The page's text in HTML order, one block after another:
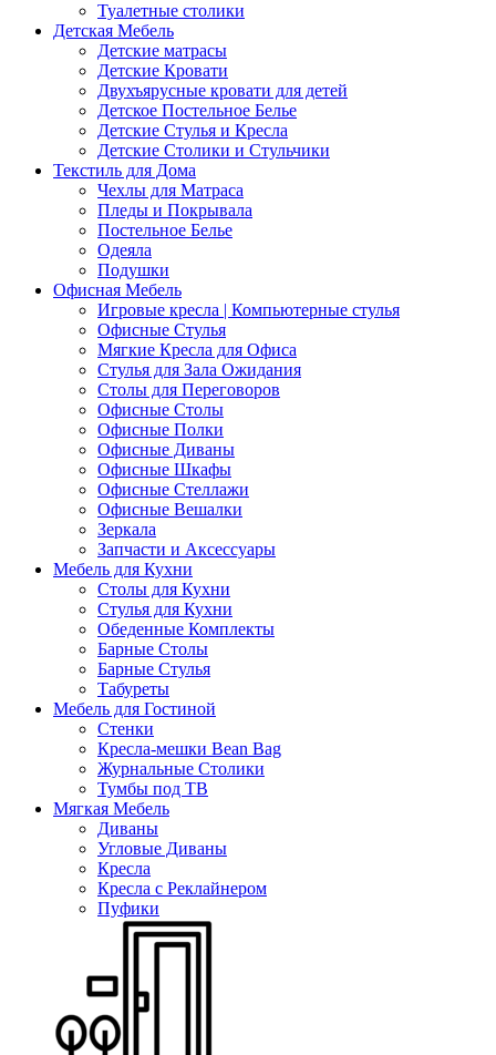
Туалетные столики
Детская Мебель
Детские матрасы
Детские Кровати
Двухъярусные кровати для детей
Детское Постельное Белье
Детские Стулья и Кресла
Детские Столики и Стульчики
Текстиль для Дома
Чехлы для Матраса
Пледы и Покрывала
Постельное Белье
Одеяла
Подушки
Офисная Мебель
Игровые кресла | Компьютерные стулья
Офисные Стулья
Мягкие Кресла для Офиса
Стулья для Зала Ожидания
Столы для Переговоров
Офисные Столы
Офисные Полки
Офисные Диваны
Офисные Шкафы
Офисные Стеллажи
Офисные Вешалки
Зеркала
Запчасти и Аксессуары
Мебель для Кухни
Столы для Кухни
Стулья для Кухни
Обеденные Комплекты
Барные Столы
Барные Стулья
Табуреты
Мебель для Гостиной
Стенки
Кресла-мешки Bean Bag
Журнальные Столики
Тумбы под ТВ
Мягкая Мебель
Диваны
Угловые Диваны
Кресла
Кресла с Реклайнером
Пуфики